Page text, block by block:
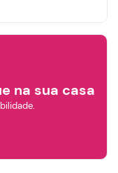
na sua casa